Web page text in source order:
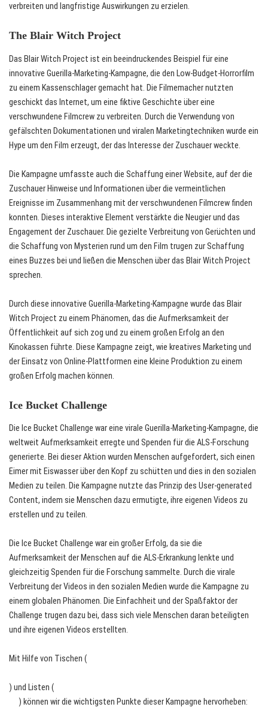
verbreiten und langfristige Auswirkungen zu erzielen.
The Blair Witch Project
Das Blair Witch Project ist ein beeindruckendes Beispiel für eine
innovative Guerilla-Marketing-Kampagne, die den Low-Budget-Horrorfilm
zu einem Kassenschlager gemacht hat. Die Filmemacher nutzten
geschickt das Internet, um eine fiktive Geschichte über eine
verschwundene Filmcrew zu verbreiten. Durch die Verwendung von
gefälschten Dokumentationen und viralen Marketingtechniken wurde ein
Hype um den Film erzeugt, der das Interesse der Zuschauer weckte.
Die Kampagne umfasste auch die Schaffung einer Website, auf der die
Zuschauer Hinweise und Informationen über die vermeintlichen
Ereignisse im Zusammenhang mit der verschwundenen Filmcrew finden
konnten. Dieses interaktive Element verstärkte die Neugier und das
Engagement der Zuschauer. Die gezielte Verbreitung von Gerüchten und
die Schaffung von Mysterien rund um den Film trugen zur Schaffung
eines Buzzes bei und ließen die Menschen über das Blair Witch Project
sprechen.
Durch diese innovative Guerilla-Marketing-Kampagne wurde das Blair
Witch Project zu einem Phänomen, das die Aufmerksamkeit der
Öffentlichkeit auf sich zog und zu einem großen Erfolg an den
Kinokassen führte. Diese Kampagne zeigt, wie kreatives Marketing und
der Einsatz von Online-Plattformen eine kleine Produktion zu einem
großen Erfolg machen können.
Ice Bucket Challenge
Die Ice Bucket Challenge war eine virale Guerilla-Marketing-Kampagne, die
weltweit Aufmerksamkeit erregte und Spenden für die ALS-Forschung
generierte. Bei dieser Aktion wurden Menschen aufgefordert, sich einen
Eimer mit Eiswasser über den Kopf zu schütten und dies in den sozialen
Medien zu teilen. Die Kampagne nutzte das Prinzip des User-generated
Content, indem sie Menschen dazu ermutigte, ihre eigenen Videos zu
erstellen und zu teilen.
Die Ice Bucket Challenge war ein großer Erfolg, da sie die
Aufmerksamkeit der Menschen auf die ALS-Erkrankung lenkte und
gleichzeitig Spenden für die Forschung sammelte. Durch die virale
Verbreitung der Videos in den sozialen Medien wurde die Kampagne zu
einem globalen Phänomen. Die Einfachheit und der Spaßfaktor der
Challenge trugen dazu bei, dass sich viele Menschen daran beteiligten
und ihre eigenen Videos erstellten.
Mit Hilfe von Tischen (
) und Listen (
) können wir die wichtigsten Punkte dieser Kampagne hervorheben: